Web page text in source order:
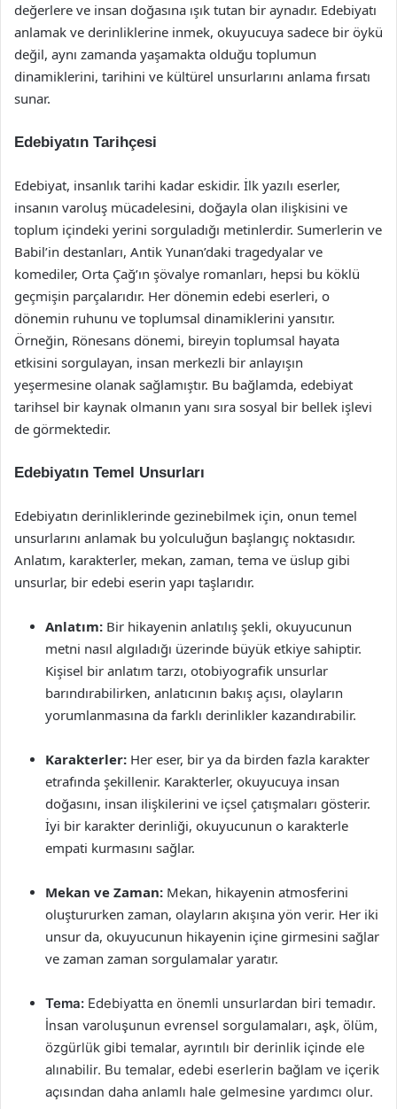
değerlere ve insan doğasına ışık tutan bir aynadır. Edebiyatı
anlamak ve derinliklerine inmek, okuyucuya sadece bir öykü
değil, aynı zamanda yaşamakta olduğu toplumun
dinamiklerini, tarihini ve kültürel unsurlarını anlama fırsatı
sunar.
Edebiyatın Tarihçesi
Edebiyat, insanlık tarihi kadar eskidir. İlk yazılı eserler,
insanın varoluş mücadelesini, doğayla olan ilişkisini ve
toplum içindeki yerini sorguladığı metinlerdir. Sumerlerin ve
Babil’in destanları, Antik Yunan’daki tragedyalar ve
komediler, Orta Çağ’ın şövalye romanları, hepsi bu köklü
geçmişin parçalarıdır. Her dönemin edebi eserleri, o
dönemin ruhunu ve toplumsal dinamiklerini yansıtır.
Örneğin, Rönesans dönemi, bireyin toplumsal hayata
etkisini sorgulayan, insan merkezli bir anlayışın
yeşermesine olanak sağlamıştır. Bu bağlamda, edebiyat
tarihsel bir kaynak olmanın yanı sıra sosyal bir bellek işlevi
de görmektedir.
Edebiyatın Temel Unsurları
Edebiyatın derinliklerinde gezinebilmek için, onun temel
unsurlarını anlamak bu yolculuğun başlangıç noktasıdır.
Anlatım, karakterler, mekan, zaman, tema ve üslup gibi
unsurlar, bir edebi eserin yapı taşlarıdır.
Anlatım: Bir hikayenin anlatılış şekli, okuyucunun
metni nasıl algıladığı üzerinde büyük etkiye sahiptir.
Kişisel bir anlatım tarzı, otobiyografik unsurlar
barındırabilirken, anlatıcının bakış açısı, olayların
yorumlanmasına da farklı derinlikler kazandırabilir.
Karakterler: Her eser, bir ya da birden fazla karakter
etrafında şekillenir. Karakterler, okuyucuya insan
doğasını, insan ilişkilerini ve içsel çatışmaları gösterir.
İyi bir karakter derinliği, okuyucunun o karakterle
empati kurmasını sağlar.
Mekan ve Zaman: Mekan, hikayenin atmosferini
oluştururken zaman, olayların akışına yön verir. Her iki
unsur da, okuyucunun hikayenin içine girmesini sağlar
ve zaman zaman sorgulamalar yaratır.
Tema: Edebiyatta en önemli unsurlardan biri temadır.
İnsan varoluşunun evrensel sorgulamaları, aşk, ölüm,
özgürlük gibi temalar, ayrıntılı bir derinlik içinde ele
alınabilir. Bu temalar, edebi eserlerin bağlam ve içerik
açısından daha anlamlı hale gelmesine yardımcı olur.